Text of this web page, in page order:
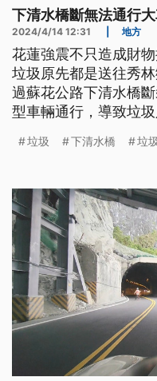
下清水橋斷無法通行
2024/4/14 12:31 地方
花蓮強震不只造成財
垃圾原先都是送往秀
過蘇花公路下清水橋
型車輛通行，導致垃
民感到困擾。
垃圾 下清水橋 垃